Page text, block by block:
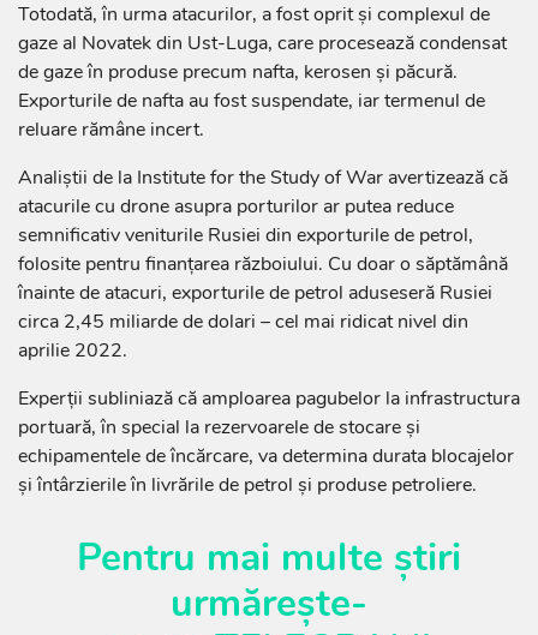
Totodată, în urma atacurilor, a fost oprit și complexul de
gaze al Novatek din Ust-Luga, care procesează condensat
de gaze în produse precum nafta, kerosen și păcură.
Exporturile de nafta au fost suspendate, iar termenul de
reluare rămâne incert.
Analiștii de la Institute for the Study of War avertizează că
atacurile cu drone asupra porturilor ar putea reduce
semnificativ veniturile Rusiei din exporturile de petrol,
folosite pentru finanțarea războiului. Cu doar o săptămână
înainte de atacuri, exporturile de petrol aduseseră Rusiei
circa 2,45 miliarde de dolari – cel mai ridicat nivel din
aprilie 2022.
Experții subliniază că amploarea pagubelor la infrastructura
portuară, în special la rezervoarele de stocare și
echipamentele de încărcare, va determina durata blocajelor
și întârzierile în livrările de petrol și produse petroliere.
Pentru mai multe știri
urmărește-